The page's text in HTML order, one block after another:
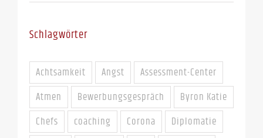
Schlagwörter
Achtsamkeit Angst
Assessment-Center
Atmen
Bewerbungsgespräch
Byron Katie
Chefs
coaching Corona
Diplomatie